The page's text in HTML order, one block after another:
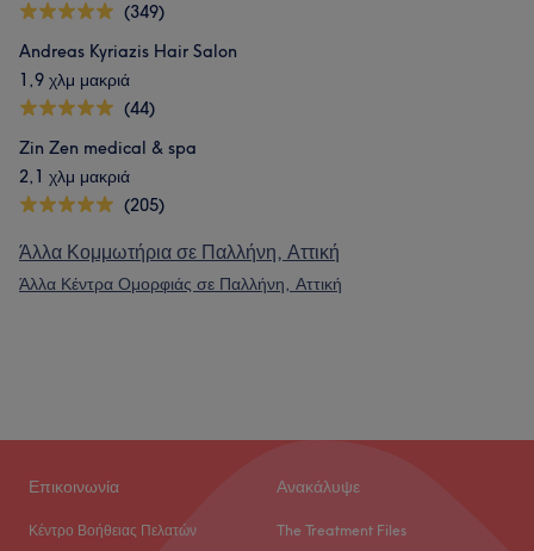
(349)
Andreas Kyriazis Hair Salon
1,9 χλμ μακριά
(44)
Zin Zen medical & spa
2,1 χλμ μακριά
(205)
Άλλα Κομμωτήρια σε Παλλήνη, Αττική
Άλλα Κέντρα Ομορφιάς σε Παλλήνη, Αττική
Επικοινωνία
Κέντρο Βοήθειας Πελατών
Ανακάλυψε
The Treatment Files